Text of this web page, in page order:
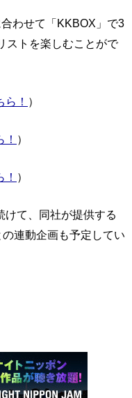
わせて「KKBOX」で3
ストを楽しむことがで
！ ）
）
）
けて、同社が提供する
連動企画も予定してい